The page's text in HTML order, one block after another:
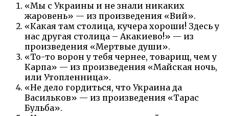
«Мы с Украины и не знали никаких
жаровень» — из произведения «Вий».
«Какая там столица, кучера хороши! Здесь у
нас другая столица – Акакиево!» — из
произведения «Мертвые души».
«То-то ворон у тебя чернее, товарищ, чем у
Карпа» — из произведения «Майская ночь,
или Утопленница».
«Не дело гордиться, что Украина да
Васильков» — из произведения «Тарас
Бульба».